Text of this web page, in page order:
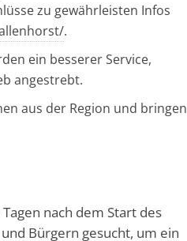
zu gewährleisten Infos
.
ein besserer Service,
angestrebt.
aus der Region und bringen
nach dem Start des
Bürgern gesucht, um ein